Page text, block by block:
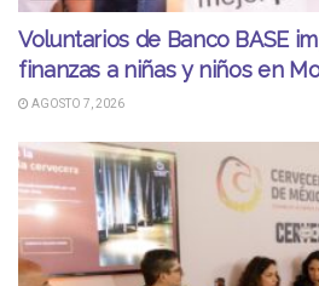
Voluntarios de Banco BASE
finanzas a niñas y niños en
AGOSTO 7, 2026